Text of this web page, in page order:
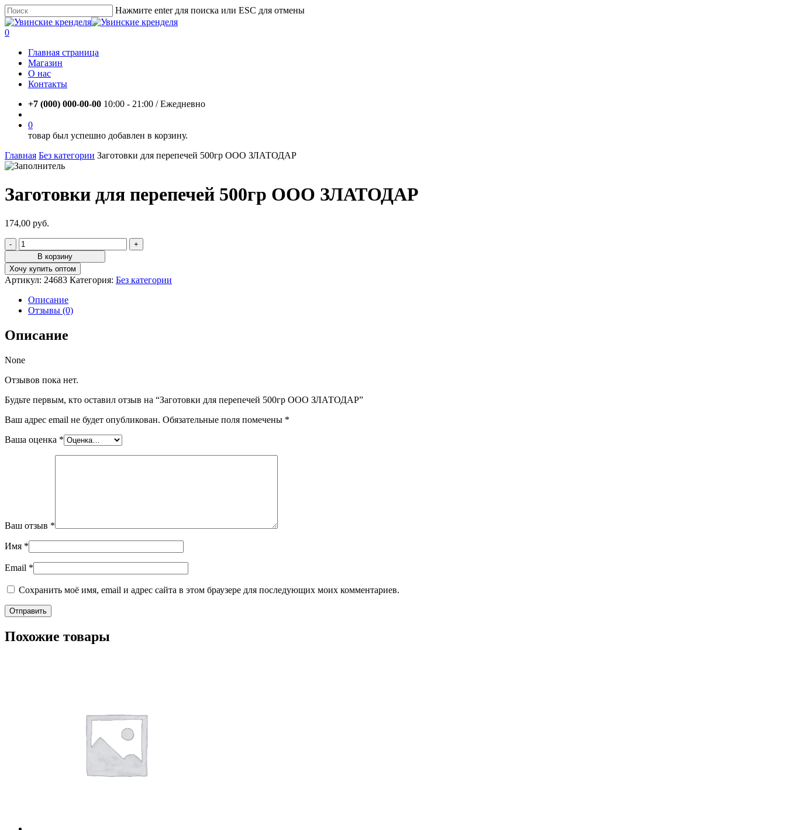
Skip
to
main
Нажмите enter для поиска или ESC для отмены
Close
Search
account
0
Главная страница
Магазин
О нас
Контакты
+7 (000) 000-00-00 10:00 - 21:00 / Eжедневно
0
товар был успешно добавлен в корзину.
Главная Без категории Заготовки для перепечей 500гр ООО ЗЛАТОДАР
Заготовки для перепечей 500гр ООО ЗЛАТОДАР
174,00 руб.
Количество
товара
Заготовки
для
перепечей
500гр
ООО
ЗЛАТОДАР
В корзину
Хочу купить оптом
Артикул: 24683 Категория: Без категории
Описание
Отзывы (0)
Описание
None
Отзывов пока нет.
Будьте первым, кто оставил отзыв на “Заготовки для перепечей 500гр ООО ЗЛАТОДАР”
Ваш адрес email не будет опубликован. Обязательные поля помечены *
Ваша оценка *
Ваш отзыв *
Имя *
Email *
Сохранить моё имя, email и адрес сайта в этом браузере для последующих моих комментариев.
Похожие товары